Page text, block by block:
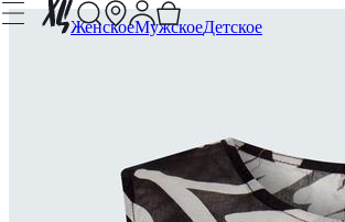
ЖенскоеМужскоеДетское